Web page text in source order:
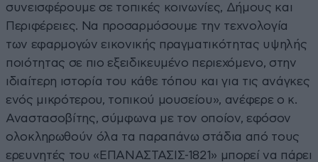
συνεισφέρουμε σε τοπικές κοινωνίες, Δήμους και
Περιφέρειες. Να προσαρμόσουμε την τεχνολογία
των εφαρμογών εικονικής πραγματικότητας υψηλής
ποιότητας σε πιο εξειδικευμένο περιεχόμενο, στην
ιδιαίτερη ιστορία του κάθε τόπου και για τις ανάγκες
ενός μικρότερου, τοπικού μουσείου», ανέφερε ο κ.
Αναστασοβίτης, σύμφωνα με τον οποίον, εφόσον
ολοκληρωθούν όλα τα παραπάνω στάδια από τους
ερευνητές του «ΕΠΑΝΑΣΤΑΣΙΣ-1821» μπορεί να πάρει